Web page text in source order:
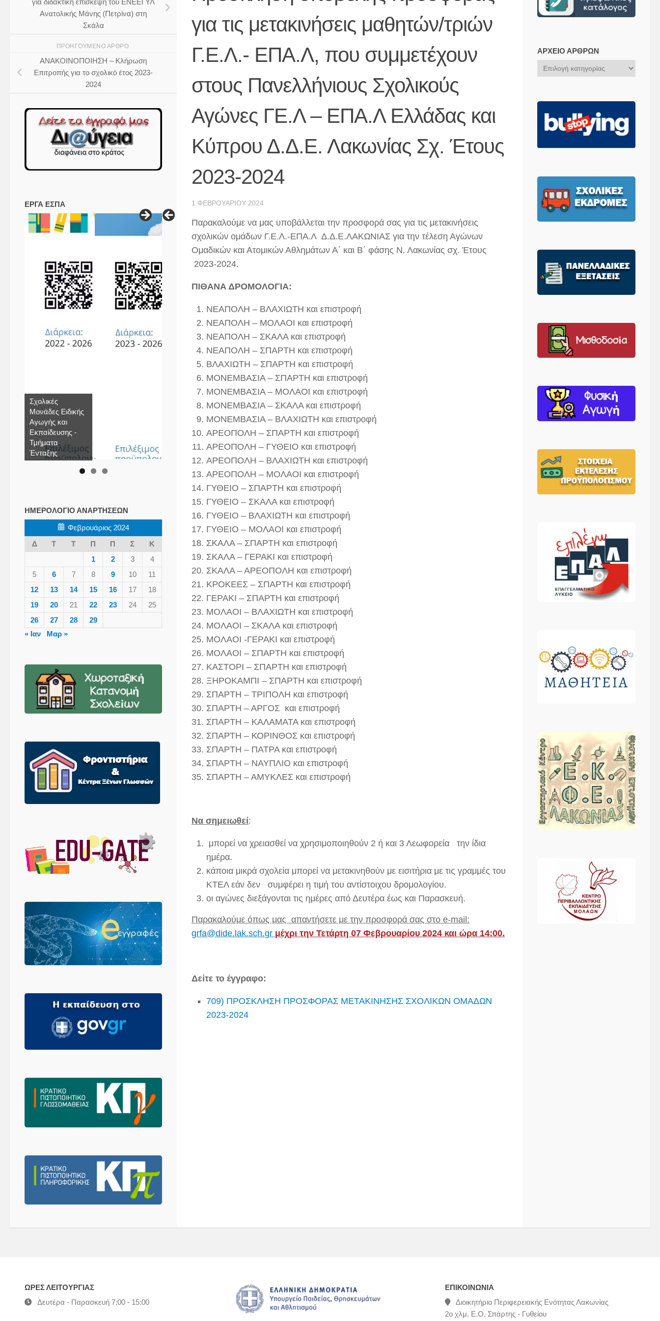
για τις μετακινήσεις μαθητών/τριών
Γ.Ε.Λ.- ΕΠΑ.Λ, που συμμετέχουν
στους Πανελλήνιους Σχολικούς
Αγώνες ΓΕ.Λ – ΕΠΑ.Λ Ελλάδας και
Κύπρου Δ.Δ.Ε. Λακωνίας Σχ. Έτους
2023-2024
1 ΦΕΒΡΟΥΑΡΊΟΥ 2024
Παρακαλούμε να μας υποβάλλεται την προσφορά σας για τις μετακινήσεις
σχολικών ομάδων Γ.Ε.Λ.-ΕΠΑ.Λ Δ.Δ.Ε.ΛΑΚΩΝΙΑΣ για την τέλεση Αγώνων
Ομαδικών και Ατομικών Αθλημάτων Α΄ και Β΄ φάσης Ν. Λακωνίας σχ. Έτους
2023-2024.
ΠΙΘΑΝΑ ΔΡΟΜΟΛΟΓΙΑ:
ΝΕΑΠΟΛΗ – ΒΛΑΧΙΩΤΗ και επιστροφή
ΝΕΑΠΟΛΗ – ΜΟΛΑΟΙ και επιστροφή
ΝΕΑΠΟΛΗ – ΣΚΑΛΑ και επιστροφή
ΝΕΑΠΟΛΗ – ΣΠΑΡΤΗ και επιστροφή
ΒΛΑΧΙΩΤΗ – ΣΠΑΡΤΗ και επιστροφή
ΜΟΝΕΜΒΑΣΙΑ – ΣΠΑΡΤΗ και επιστροφή
ΜΟΝΕΜΒΑΣΙΑ – ΜΟΛΑΟΙ και επιστροφή
ΜΟΝΕΜΒΑΣΙΑ – ΣΚΑΛΑ και επιστροφή
ΜΟΝΕΜΒΑΣΙΑ – ΒΛΑΧΙΩΤΗ και επιστροφή
ΑΡΕΟΠΟΛΗ – ΣΠΑΡΤΗ και επιστροφή
ΑΡΕΟΠΟΛΗ – ΓΥΘΕΙΟ και επιστροφή
ΑΡΕΟΠΟΛΗ – ΒΛΑΧΙΩΤΗ και επιστροφή
ΑΡΕΟΠΟΛΗ – ΜΟΛΑΟΙ και επιστροφή
ΓΥΘΕΙΟ – ΣΠΑΡΤΗ και επιστροφή
ΓΥΘΕΙΟ – ΣΚΑΛΑ και επιστροφή
ΓΥΘΕΙΟ – ΒΛΑΧΙΩΤΗ και επιστροφή
ΓΥΘΕΙΟ – ΜΟΛΑΟΙ και επιστροφή
ΣΚΑΛΑ – ΣΠΑΡΤΗ και επιστροφή
ΣΚΑΛΑ – ΓΕΡΑΚΙ και επιστροφή
ΣΚΑΛΑ – ΑΡΕΟΠΟΛΗ και επιστροφή
ΚΡΟΚΕΕΣ – ΣΠΑΡΤΗ και επιστροφή
ΓΕΡΑΚΙ – ΣΠΑΡΤΗ και επιστροφή
ΜΟΛΑΟΙ – ΒΛΑΧΙΩΤΗ και επιστροφή
ΜΟΛΑΟΙ – ΣΚΑΛΑ και επιστροφή
ΜΟΛΑΟΙ -ΓΕΡΑΚΙ και επιστροφή
ΜΟΛΑΟΙ – ΣΠΑΡΤΗ και επιστροφή
ΚΑΣΤΟΡΙ – ΣΠΑΡΤΗ και επιστροφή
ΞΗΡΟΚΑΜΠΙ – ΣΠΑΡΤΗ και επιστροφή
ΣΠΑΡΤΗ – ΤΡΙΠΟΛΗ και επιστροφή
ΣΠΑΡΤΗ – ΑΡΓΟΣ και επιστροφή
ΣΠΑΡΤΗ – ΚΑΛΑΜΑΤΑ και επιστροφή
ΣΠΑΡΤΗ – ΚΟΡΙΝΘΟΣ και επιστροφή
ΣΠΑΡΤΗ – ΠΑΤΡΑ και επιστροφή
ΣΠΑΡΤΗ – ΝΑΥΠΛΙΟ και επιστροφή
ΣΠΑΡΤΗ – ΑΜΥΚΛΕΣ και επιστροφή
Να σημειωθεί:
μπορεί να χρειασθεί να χρησιμοποιηθούν 2 ή και 3 Λεωφορεία την ίδια
ημέρα.
κάποια μικρά σχολεία μπορεί να μετακινηθούν με εισιτήρια με τις γραμμές του
ΚΤΕΛ εάν δεν συμφέρει η τιμή του αντίστοιχου δρομολογίου.
οι αγώνες διεξάγονται τις ημέρες από Δευτέρα έως και Παρασκευή.
Παρακαλούμε όπως μας απαντήσετε με την προσφορά σας στο e-mail:
grfa@dide.lak.sch.gr μέχρι την Τετάρτη 07 Φεβρουαρίου 2024 και ώρα 14:00.
Δείτε το έγγραφο:
709) ΠΡΟΣΚΛΗΣΗ ΠΡΟΣΦΟΡΑΣ ΜΕΤΑΚΙΝΗΣΗΣ ΣΧΟΛΙΚΩΝ ΟΜΑΔΩΝ
2023-2024
για διδακτική επίσκεψη του ΕΝΕΕΓΥΛ
Ανατολικής Μάνης (Πετρίνα) στη
Σκάλα
ΠΡΟΗΓΟΎΜΕΝΟ ΆΡΘΡΟ
ΑΝΑΚΟΙΝΟΠΟΙΗΣΗ – Κλήρωση
Επιτροπής για το σχολικό έτος 2023-
2024
ΕΡΓΑ ΕΣΠΑ
Σχολικές
Μονάδες Ειδικής
Αγωγής και
Εκπαίδευσης -
Τμήματα
Ένταξης
ΗΜΕΡΟΛΌΓΙΟ ΑΝΑΡΤΉΣΕΩΝ
Φεβρουάριος 2024
Δ
Τ Τ Π Π Σ
Κ
1
2 3
4
5
6 7 8 9 10
11
12
13 14 15 16 17
18
19
20 21 22 23 24
25
26
27 28
29
« Ιαν
Μαρ »
ΑΡΧΕΊΟ ΆΡΘΡΩΝ
Αρχείο
Άρθρων
ΩΡΕΣ ΛΕΙΤΟΥΡΓΙΑΣ
Δευτέρα - Παρασκευή 7:00 - 15:00
ΕΠΙΚΟΙΝΩΝΊΑ
Διοικητήριο Περιφερειακής Ενότητας Λακωνίας
2ο χλμ. Ε.Ο. Σπάρτης - Γυθείου